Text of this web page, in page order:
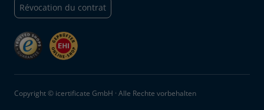
Révocation du contrat
Copyright © icertificate GmbH · Alle Rechte vorbehalten